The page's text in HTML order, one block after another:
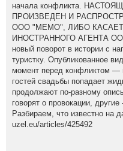
начала конфликта.
ПРОИЗВЕДЕН И
ООО "МЕМО", ЛИБО
ИНОСТРАННОГО АГЕНТА
новый поворот в истории с
туристку. Опубликованное
момент перед конфликтом —
гостей свадьбы попадает
продолжают по-разному
говорят о провокации,
Разбираем, что известно на
uzel.eu/articles/425492